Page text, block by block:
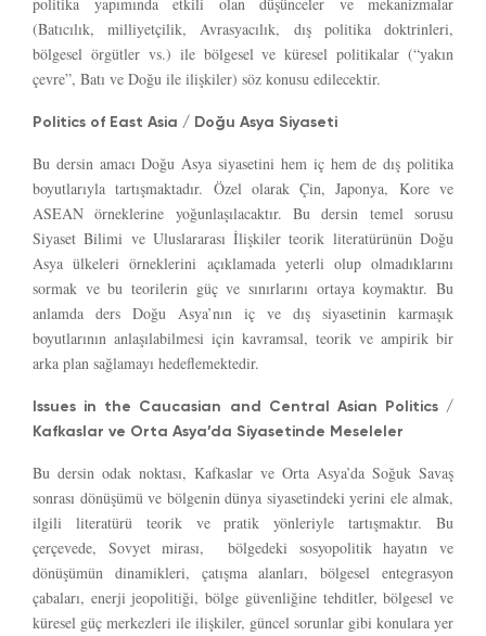
(Batıcılık, milliyetçilik, Avrasyacılık, dış politika doktrinleri,
bölgesel örgütler vs.) ile bölgesel ve küresel politikalar (“yakın
çevre”, Batı ve Doğu ile ilişkiler) söz konusu edilecektir.
Politics of East Asia / Doğu Asya Siyaseti
Bu dersin amacı Doğu Asya siyasetini hem iç hem de dış politika
boyutlarıyla tartışmaktadır. Özel olarak Çin, Japonya, Kore ve
ASEAN örneklerine yoğunlaşılacaktır. Bu dersin temel sorusu
Siyaset Bilimi ve Uluslararası İlişkiler teorik literatürünün Doğu
Asya ülkeleri örneklerini açıklamada yeterli olup olmadıklarını
sormak ve bu teorilerin güç ve sınırlarını ortaya koymaktır. Bu
anlamda ders Doğu Asya’nın iç ve dış siyasetinin karmaşık
boyutlarının anlaşılabilmesi için kavramsal, teorik ve ampirik bir
arka plan sağlamayı hedeflemektedir.
Issues in the Caucasian and Central Asian Politics /
Kafkaslar ve Orta Asya’da Siyasetinde Meseleler
Bu dersin odak noktası, Kafkaslar ve Orta Asya’da Soğuk Savaş
sonrası dönüşümü ve bölgenin dünya siyasetindeki yerini ele almak,
ilgili literatürü teorik ve pratik yönleriyle tartışmaktır. Bu
çerçevede, Sovyet mirası, bölgedeki sosyopolitik hayatın ve
dönüşümün dinamikleri, çatışma alanları, bölgesel entegrasyon
çabaları, enerji jeopolitiği, bölge güvenliğine tehditler, bölgesel ve
küresel güç merkezleri ile ilişkiler, güncel sorunlar gibi konulara yer